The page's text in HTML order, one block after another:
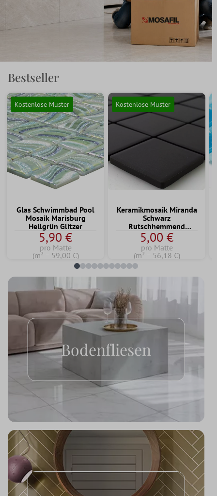
Bestseller
Kostenlose Muster
Glas Schwimmbad Pool
Mosaik Marisburg
Hellgrün Glitzer
5,90 €
pro Matte
(m² = 59,00 €)
Kostenlose Muster
Keramikmosaik Miranda
Schwarz
Rutschhemmend
Unglasiert Q47
5,00 €
pro Matte
(m² = 56,18 €)
Bodenfliesen